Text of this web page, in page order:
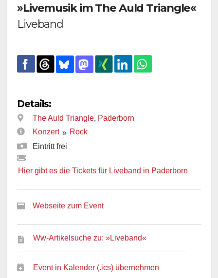
»Livemusik im The Auld Triangle«
Liveband
Details:
The Auld Triangle, Paderborn
Konzert » Rock
Eintritt frei
Hier gibt es die Tickets für Liveband in Paderborn
Webseite zum Event
Ww-Artikelsuche zu: »Liveband«
Event in Kalender (.ics) übernehmen